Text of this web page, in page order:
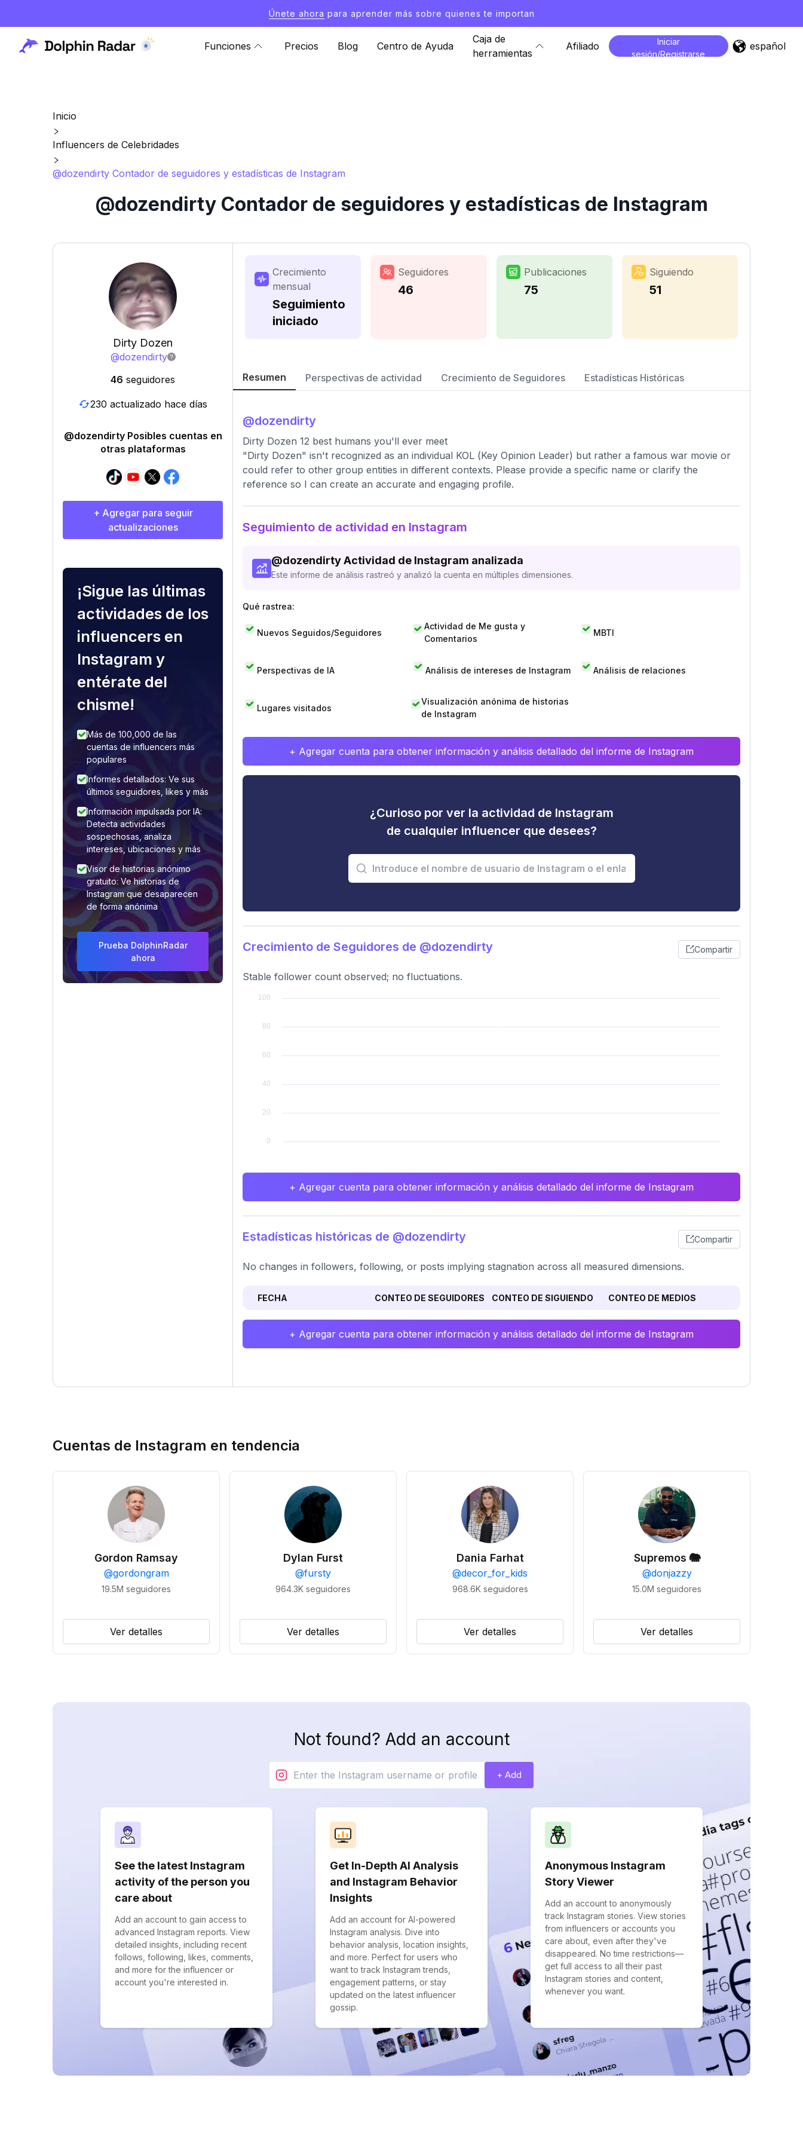
Únete ahora para aprender más sobre quienes te importan
Funciones Precios Blog Centro de Ayuda
Caja de
herramientas
Afiliado
Iniciar
sesión/Registrarse
español
Inicio
Influencers de Celebridades
@dozendirty Contador de seguidores y estadísticas de Instagram
@dozendirty Contador de seguidores y estadísticas de Instagram
Dirty Dozen
@dozendirty
46 seguidores
230 actualizado hace días
@dozendirty Posibles cuentas en
otras plataformas
+ Agregar para seguir
actualizaciones
¡Sigue las últimas
actividades de los
influencers en
Instagram y
entérate del
chisme!
Más de 100,000 de las
cuentas de influencers más
populares
Informes detallados: Ve sus
últimos seguidores, likes y más
Información impulsada por IA:
Detecta actividades
sospechosas, analiza
intereses, ubicaciones y más
Visor de historias anónimo
gratuito: Ve historias de
Instagram que desaparecen
de forma anónima
Prueba DolphinRadar
ahora
Crecimiento
mensual
Seguimiento
iniciado
Seguidores
46
Publicaciones
75
Siguiendo
51
Resumen Perspectivas de actividad Crecimiento de Seguidores Estadísticas Históricas
@dozendirty
Dirty Dozen 12 best humans you'll ever meet
"Dirty Dozen" isn't recognized as an individual KOL (Key Opinion Leader) but rather a famous war movie or
could refer to other group entities in different contexts. Please provide a specific name or clarify the
reference so I can create an accurate and engaging profile.
Seguimiento de actividad en Instagram
@dozendirtyActividad de Instagram analizada
Este informe de análisis rastreó y analizó la cuenta en múltiples dimensiones.
Qué rastrea:
Nuevos Seguidos/Seguidores
Actividad de Me gusta y
Comentarios
MBTI
Perspectivas de IA Análisis de intereses de Instagram Análisis de relaciones
Lugares visitados
Visualización anónima de historias
de Instagram
+ Agregar cuenta para obtener información y análisis detallado del informe de Instagram
¿Curioso por ver la actividad de Instagram
de cualquier influencer que desees?
Crecimiento de Seguidores de @dozendirty Compartir
Stable follower count observed; no fluctuations.
+ Agregar cuenta para obtener información y análisis detallado del informe de Instagram
Estadísticas históricas de @dozendirty Compartir
No changes in followers, following, or posts implying stagnation across all measured dimensions.
FECHA CONTEO DE SEGUIDORES CONTEO DE SIGUIENDO CONTEO DE MEDIOS
+ Agregar cuenta para obtener información y análisis detallado del informe de Instagram
Cuentas de Instagram en tendencia
Gordon Ramsay
@gordongram
19.5M seguidores
Ver detalles
Dylan Furst
@fursty
964.3K seguidores
Ver detalles
Dania Farhat
@decor_for_kids
968.6K seguidores
Ver detalles
Supremos 🐘
@donjazzy
15.0M seguidores
Ver detalles
Not found? Add an account
+ Add
See the latest Instagram
activity of the person you
care about
Add an account to gain access to
advanced Instagram reports. View
detailed insights, including recent
follows, following, likes, comments,
and more for the influencer or
account you're interested in.
Get In-Depth AI Analysis
and Instagram Behavior
Insights
Add an account for AI-powered
Instagram analysis. Dive into
behavior analysis, location insights,
and more. Perfect for users who
want to track Instagram trends,
engagement patterns, or stay
updated on the latest influencer
gossip.
Anonymous Instagram
Story Viewer
Add an account to anonymously
track Instagram stories. View stories
from influencers or accounts you
care about, even after they've
disappeared. No time restrictions—
get full access to all their past
Instagram stories and content,
whenever you want.